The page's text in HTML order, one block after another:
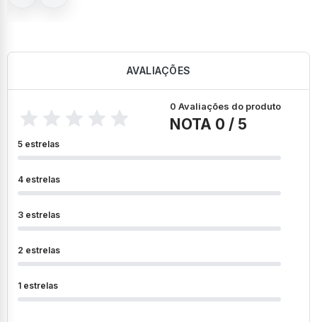
AVALIAÇÕES
0 Avaliações do produto
NOTA 0 / 5
5 estrelas
4 estrelas
3 estrelas
2 estrelas
1 estrelas